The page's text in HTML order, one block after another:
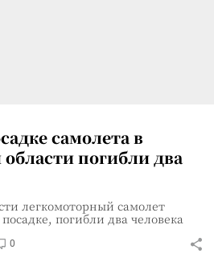
самолета в
погибли два
легкомоторный самолет
погибли два человека
0